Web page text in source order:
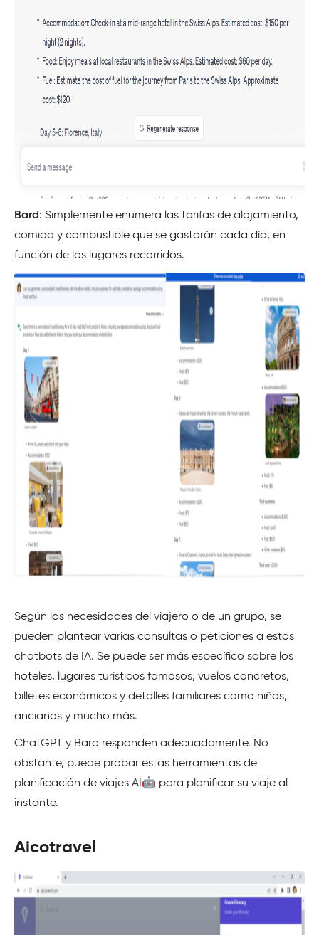
Bard: Simplemente enumera las tarifas de alojamiento,
comida y combustible que se gastarán cada día, en
función de los lugares recorridos.
Según las necesidades del viajero o de un grupo, se
pueden plantear varias consultas o peticiones a estos
chatbots de IA. Se puede ser más específico sobre los
hoteles, lugares turísticos famosos, vuelos concretos,
billetes económicos y detalles familiares como niños,
ancianos y mucho más.
ChatGPT y Bard responden adecuadamente. No
obstante, puede probar estas herramientas de
planificación de viajes AI🤖 para planificar su viaje al
instante.
Aicotravel